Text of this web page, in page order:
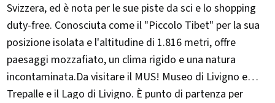
Svizzera, ed è nota per le sue piste da sci e lo shopping
duty-free. Conosciuta come il "​Piccolo Tibet" per la sua
posizione isolata e l'altitudine di 1.816 metri, offre
paesaggi mozzafiato, un clima rigido e una natura
incontaminata.Da visitare il MUS! Museo di Livigno e
Trepalle e il Lago di Livigno. È punto di partenza per